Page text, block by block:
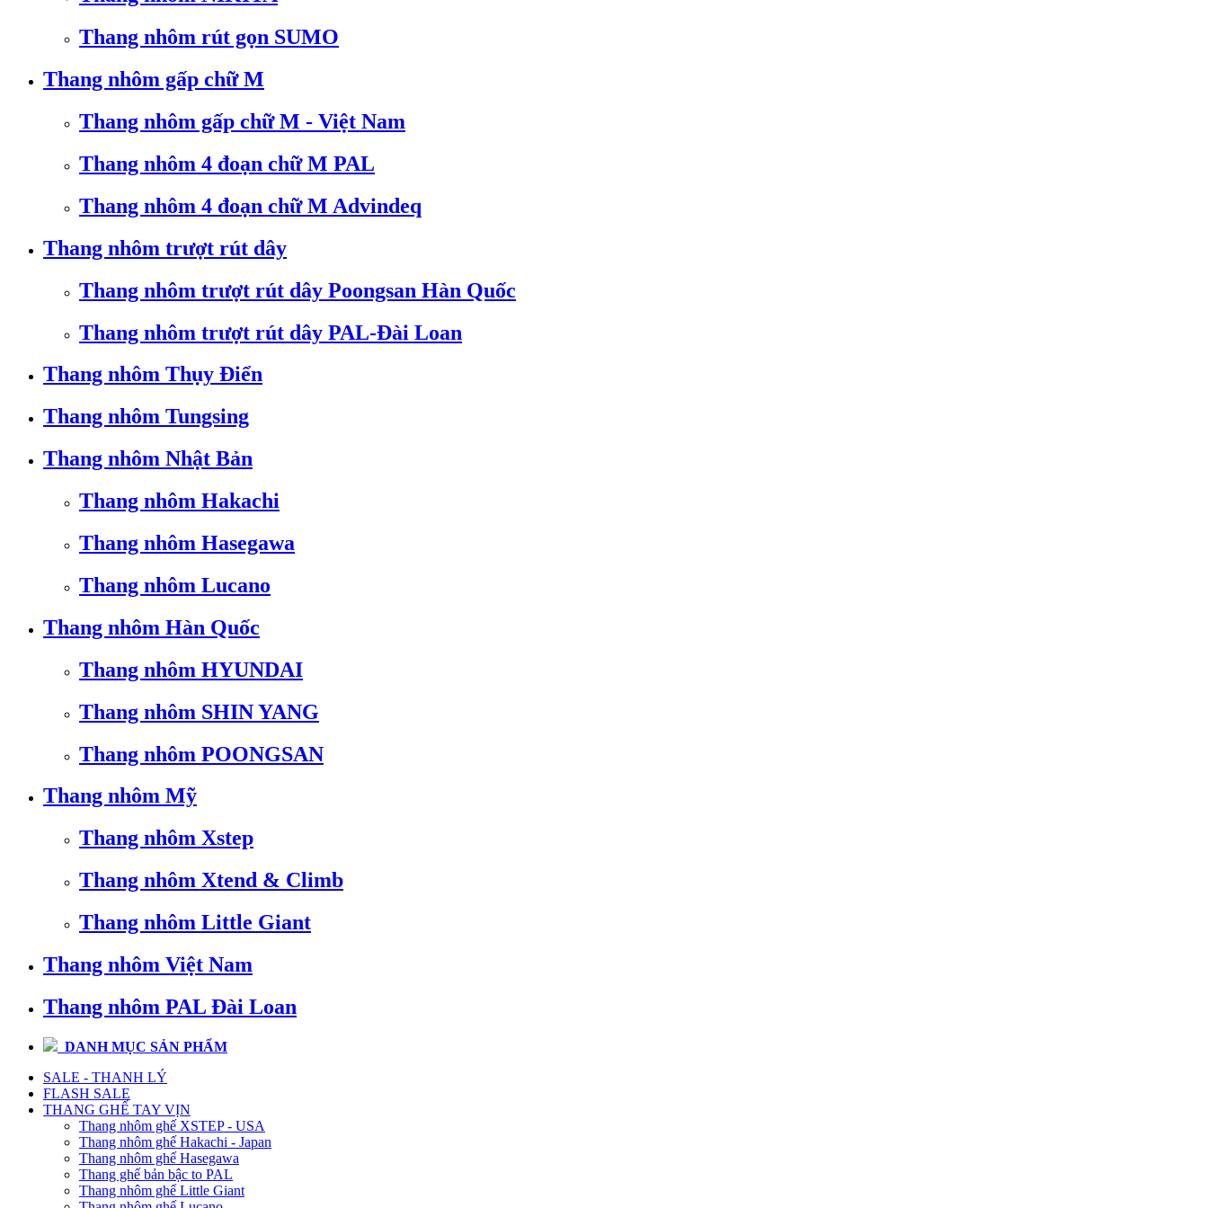
Thang nhôm rút gọn SUMO
Thang nhôm gấp chữ M
Thang nhôm gấp chữ M - Việt Nam
Thang nhôm 4 đoạn chữ M PAL
Thang nhôm 4 đoạn chữ M Advindeq
Thang nhôm trượt rút dây
Thang nhôm trượt rút dây Poongsan Hàn Quốc
Thang nhôm trượt rút dây PAL-Đài Loan
Thang nhôm Thụy Điển
Thang nhôm Tungsing
Thang nhôm Nhật Bản
Thang nhôm Hakachi
Thang nhôm Hasegawa
Thang nhôm Lucano
Thang nhôm Hàn Quốc
Thang nhôm HYUNDAI
Thang nhôm SHIN YANG
Thang nhôm POONGSAN
Thang nhôm Mỹ
Thang nhôm Xstep
Thang nhôm Xtend & Climb
Thang nhôm Little Giant
Thang nhôm Việt Nam
Thang nhôm PAL Đài Loan
DANH MỤC SẢN PHẨM
SALE - THANH LÝ
FLASH SALE
THANG GHẾ TAY VỊN
Thang nhôm ghế XSTEP - USA
Thang nhôm ghế Hakachi - Japan
Thang nhôm ghế Hasegawa
Thang ghế bản bậc to PAL
Thang nhôm ghế Little Giant